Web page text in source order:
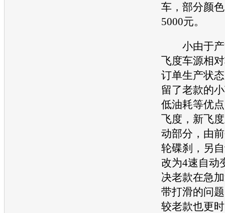
车，部分颜
5000元。
小由于产
飞度车源相
订单生产状
留了老款的
低油耗等优
飞度，新飞
动部分，由
轮碟刹，另
改为4速自动
决老款在急
带打滑的问
较老款也更